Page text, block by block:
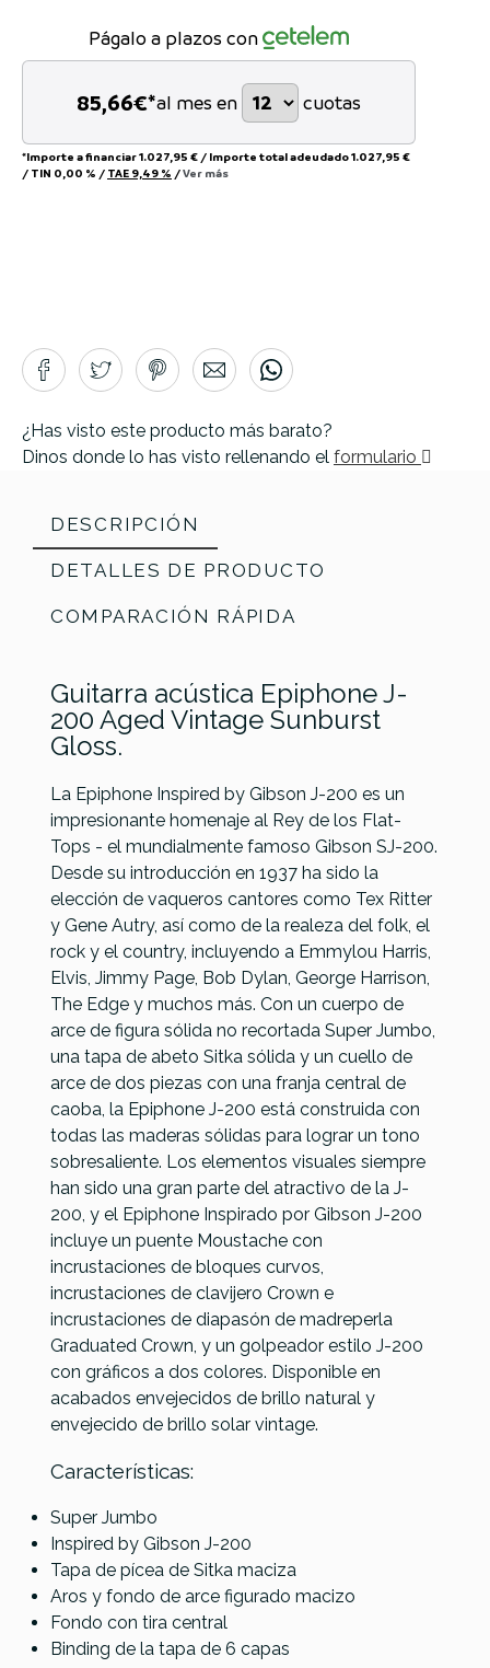
Págalo a plazos con
85,66€*al mes en cuotas
*Importe a financiar1.027,95 € / Importe total adeudado1.027,95 €
/ TIN 0,00 % / TAE 9,49 % /Ver más
¿Has visto este producto más barato?
Dinos donde lo has visto rellenando el formulario
DESCRIPCIÓN
DETALLES DE PRODUCTO
COMPARACIÓN RÁPIDA
Guitarra acústica Epiphone J-
200 Aged Vintage Sunburst
Gloss.
La Epiphone Inspired by Gibson J-200 es un
impresionante homenaje al Rey de los Flat-
Tops - el mundialmente famoso Gibson SJ-200.
Desde su introducción en 1937 ha sido la
elección de vaqueros cantores como Tex Ritter
y Gene Autry, así­ como de la realeza del folk, el
rock y el country, incluyendo a Emmylou Harris,
Elvis, Jimmy Page, Bob Dylan, George Harrison,
The Edge y muchos más. Con un cuerpo de
arce de figura sólida no recortada Super Jumbo,
una tapa de abeto Sitka sólida y un cuello de
arce de dos piezas con una franja central de
caoba, la Epiphone J-200 está construida con
todas las maderas sólidas para lograr un tono
sobresaliente. Los elementos visuales siempre
han sido una gran parte del atractivo de la J-
200, y el Epiphone Inspirado por Gibson J-200
incluye un puente Moustache con
incrustaciones de bloques curvos,
incrustaciones de clavijero Crown e
incrustaciones de diapasón de madreperla
Graduated Crown, y un golpeador estilo J-200
con gráficos a dos colores. Disponible en
acabados envejecidos de brillo natural y
envejecido de brillo solar vintage.
Características:
Super Jumbo
Inspired by Gibson J-200
Tapa de pícea de Sitka maciza
Aros y fondo de arce figurado macizo
Fondo con tira central
Binding de la tapa de 6 capas
Referencia GUITACEEPI115
Yamaha
Acústica
LS16 ARE
Natural NT
Yamaha
Acústica
LS16 ARE
Brown
Sunburst
BS
Yamaha
AC3R TBS
Yamaha
Acústica
LL16 ARE
Brown
Sunburst
BS
990,00 € 988,00 € 969,00 € 969,00 €
No hay características para comparar